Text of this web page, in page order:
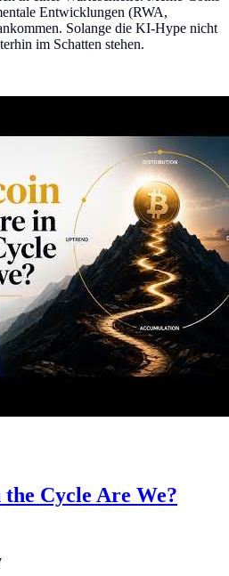
Entwicklungen (RWA,
Solange die KI-Hype nicht
im Schatten stehen.
Cycle Are We?